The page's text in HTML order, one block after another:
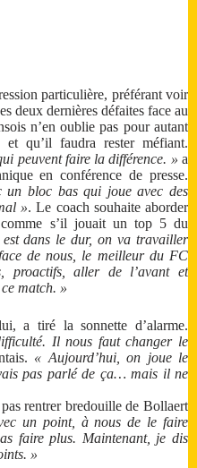
particulière, préférant voir
deux dernières défaites face au
n’en oublie pas pour autant
qu’il faudra rester méfiant.
peuvent faire la différence. » a
en conférence de presse.
un bloc bas qui joue avec des
». Le coach souhaite aborder
s’il jouait un top 5 du
dans le dur, on va travailler
de nous, le meilleur du FC
proactifs, aller de l’avant et
match. »
a tiré la sonnette d’alarme.
Il nous faut changer le
« Aujourd’hui, on joue le
pas parlé de ça… mais il ne
rentrer bredouille de Bollaert
un point, à nous de le faire
faire plus. Maintenant, je dis
»